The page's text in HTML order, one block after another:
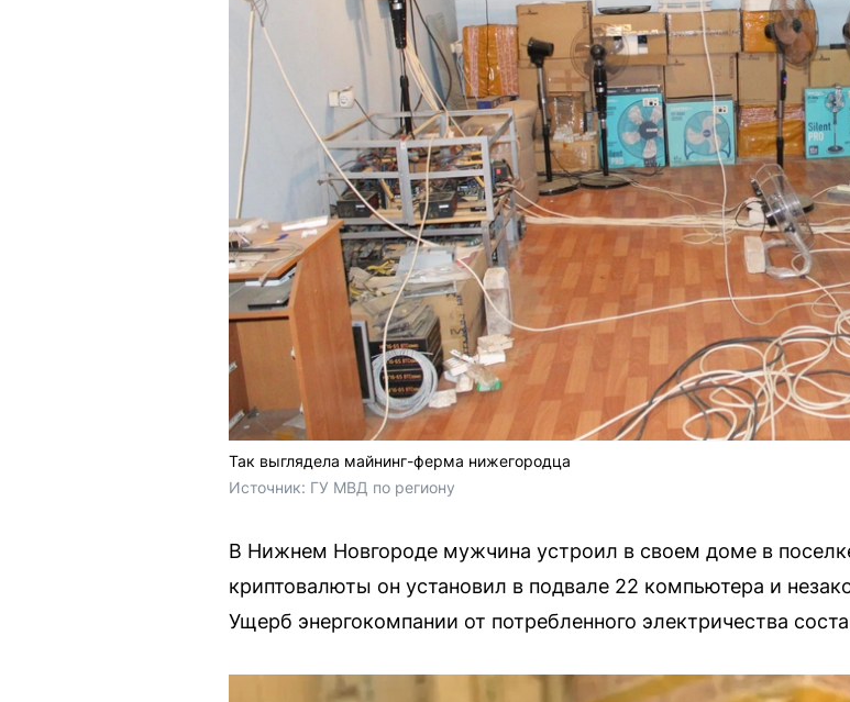
Так выглядела майнинг-ферма нижегородца
Источник: ГУ МВД по региону
В Нижнем Новгороде мужчина устроил в своем доме в
криптовалюты он установил в подвале 22 компьютера и
Ущерб энергокомпании от потребленного электричества